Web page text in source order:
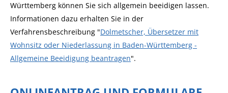
Württemberg können Sie sich allgemein beeidigen lassen.
Informationen dazu erhalten Sie in der
Verfahrensbeschreibung "Dolmetscher, Übersetzer mit
Wohnsitz oder Niederlassung in Baden-Württemberg -
Allgemeine Beeidigung beantragen".